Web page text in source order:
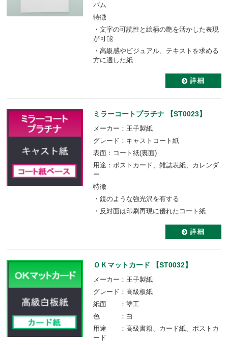
バム
特徴
・文字の可読性と絵柄の艶を活かした表現
が可能
・高級感やビジュアル、テキストを求める
方に適した紙
ミラーコートプラチナ 【ST0023】
メーカー：王子製紙
グレード：キャストコート紙
表面：コート紙(裏面)
用途：ポストカード、雑誌表紙、カレンダ
ー
特徴
・鏡のような強光沢を有する
・反対面は印刷再現に優れたコート紙
ＯＫマットカード 【ST0032】
メーカー：王子製紙
グレード：高級板紙
紙面 ：塗工
色 ：白
用途 ：高級書籍、カード紙、ポストカ
ード